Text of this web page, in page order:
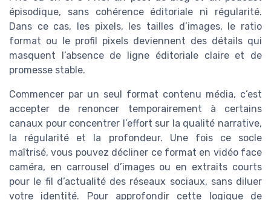
épisodique, sans cohérence éditoriale ni régularité.
Dans ce cas, les pixels, les tailles d’images, le ratio
format ou le profil pixels deviennent des détails qui
masquent l’absence de ligne éditoriale claire et de
promesse stable.
Commencer par un seul format contenu média, c’est
accepter de renoncer temporairement à certains
canaux pour concentrer l’effort sur la qualité narrative,
la régularité et la profondeur. Une fois ce socle
maîtrisé, vous pouvez décliner ce format en vidéo face
caméra, en carrousel d’images ou en extraits courts
pour le fil d’actualité des réseaux sociaux, sans diluer
votre identité. Pour approfondir cette logique de